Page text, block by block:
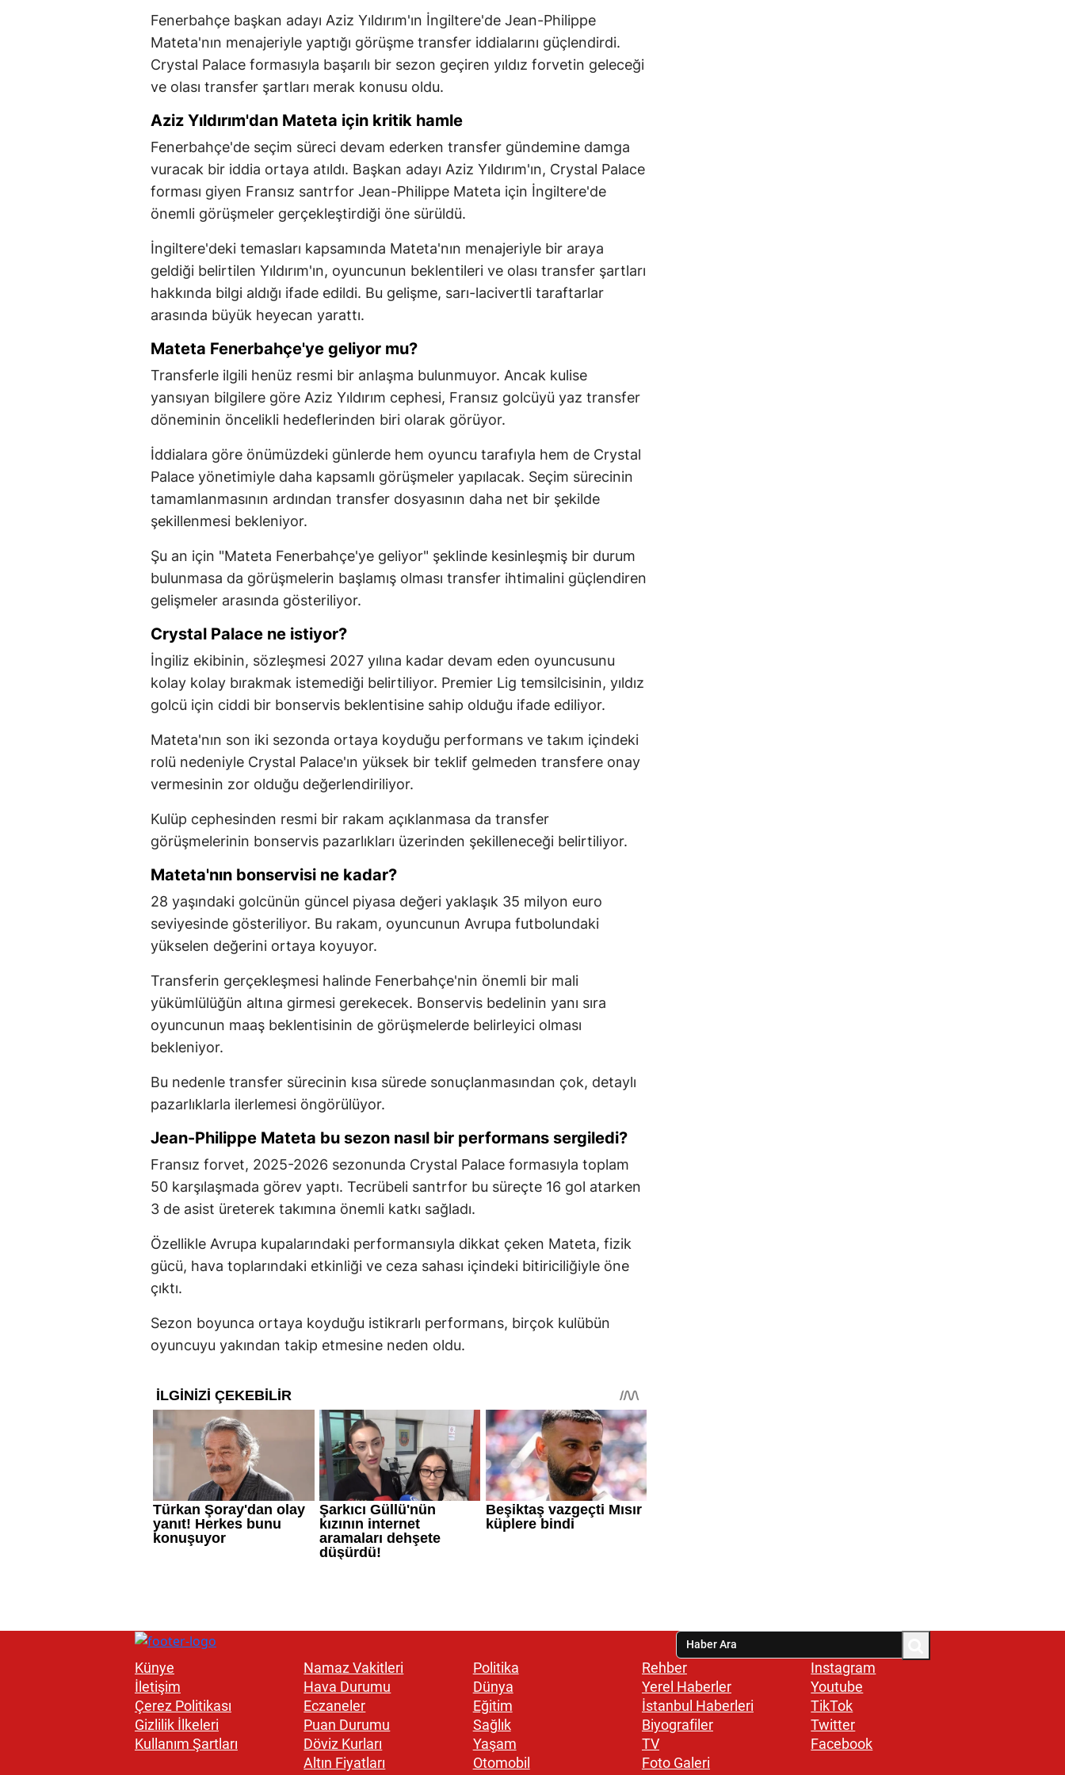
Fenerbahçe başkan adayı Aziz Yıldırım'ın İngiltere'de Jean-Philippe
Mateta'nın menajeriyle yaptığı görüşme transfer iddialarını güçlendirdi.
Crystal Palace formasıyla başarılı bir sezon geçiren yıldız forvetin geleceği
ve olası transfer şartları merak konusu oldu.
Aziz Yıldırım'dan Mateta için kritik hamle
Fenerbahçe'de seçim süreci devam ederken transfer gündemine damga
vuracak bir iddia ortaya atıldı. Başkan adayı Aziz Yıldırım'ın, Crystal Palace
forması giyen Fransız santrfor Jean-Philippe Mateta için İngiltere'de
önemli görüşmeler gerçekleştirdiği öne sürüldü.
İngiltere'deki temasları kapsamında Mateta'nın menajeriyle bir araya
geldiği belirtilen Yıldırım'ın, oyuncunun beklentileri ve olası transfer şartları
hakkında bilgi aldığı ifade edildi. Bu gelişme, sarı-lacivertli taraftarlar
arasında büyük heyecan yarattı.
Mateta Fenerbahçe'ye geliyor mu?
Transferle ilgili henüz resmi bir anlaşma bulunmuyor. Ancak kulise
yansıyan bilgilere göre Aziz Yıldırım cephesi, Fransız golcüyü yaz transfer
döneminin öncelikli hedeflerinden biri olarak görüyor.
İddialara göre önümüzdeki günlerde hem oyuncu tarafıyla hem de Crystal
Palace yönetimiyle daha kapsamlı görüşmeler yapılacak. Seçim sürecinin
tamamlanmasının ardından transfer dosyasının daha net bir şekilde
şekillenmesi bekleniyor.
Şu an için "Mateta Fenerbahçe'ye geliyor" şeklinde kesinleşmiş bir durum
bulunmasa da görüşmelerin başlamış olması transfer ihtimalini güçlendiren
gelişmeler arasında gösteriliyor.
Crystal Palace ne istiyor?
İngiliz ekibinin, sözleşmesi 2027 yılına kadar devam eden oyuncusunu
kolay kolay bırakmak istemediği belirtiliyor. Premier Lig temsilcisinin, yıldız
golcü için ciddi bir bonservis beklentisine sahip olduğu ifade ediliyor.
Mateta'nın son iki sezonda ortaya koyduğu performans ve takım içindeki
rolü nedeniyle Crystal Palace'ın yüksek bir teklif gelmeden transfere onay
vermesinin zor olduğu değerlendiriliyor.
Kulüp cephesinden resmi bir rakam açıklanmasa da transfer
görüşmelerinin bonservis pazarlıkları üzerinden şekilleneceği belirtiliyor.
Mateta'nın bonservisi ne kadar?
28 yaşındaki golcünün güncel piyasa değeri yaklaşık 35 milyon euro
seviyesinde gösteriliyor. Bu rakam, oyuncunun Avrupa futbolundaki
yükselen değerini ortaya koyuyor.
Transferin gerçekleşmesi halinde Fenerbahçe'nin önemli bir mali
yükümlülüğün altına girmesi gerekecek. Bonservis bedelinin yanı sıra
oyuncunun maaş beklentisinin de görüşmelerde belirleyici olması
bekleniyor.
Bu nedenle transfer sürecinin kısa sürede sonuçlanmasından çok, detaylı
pazarlıklarla ilerlemesi öngörülüyor.
Jean-Philippe Mateta bu sezon nasıl bir performans sergiledi?
Fransız forvet, 2025-2026 sezonunda Crystal Palace formasıyla toplam
50 karşılaşmada görev yaptı. Tecrübeli santrfor bu süreçte 16 gol atarken
3 de asist üreterek takımına önemli katkı sağladı.
Özellikle Avrupa kupalarındaki performansıyla dikkat çeken Mateta, fizik
gücü, hava toplarındaki etkinliği ve ceza sahası içindeki bitiriciliğiyle öne
çıktı.
Sezon boyunca ortaya koyduğu istikrarlı performans, birçok kulübün
oyuncuyu yakından takip etmesine neden oldu.
Künye
İletişim
Çerez Politikası
Gizlilik İlkeleri
Kullanım Şartları
Namaz Vakitleri
Hava Durumu
Eczaneler
Puan Durumu
Döviz Kurları
Altın Fiyatları
Politika
Dünya
Eğitim
Sağlık
Yaşam
Otomobil
Rehber
Yerel Haberler
İstanbul Haberleri
Biyografiler
TV
Foto Galeri
Instagram
Youtube
TikTok
Twitter
Facebook